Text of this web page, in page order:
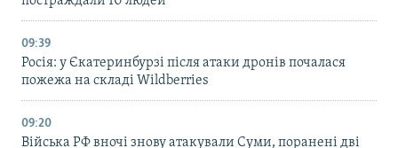
09:39
Росія: у Єкатеринбурзі після атаки дронів почалася
пожежа на складі Wildberries
09:20
Війська РФ вночі знову атакували Суми, поранені дві